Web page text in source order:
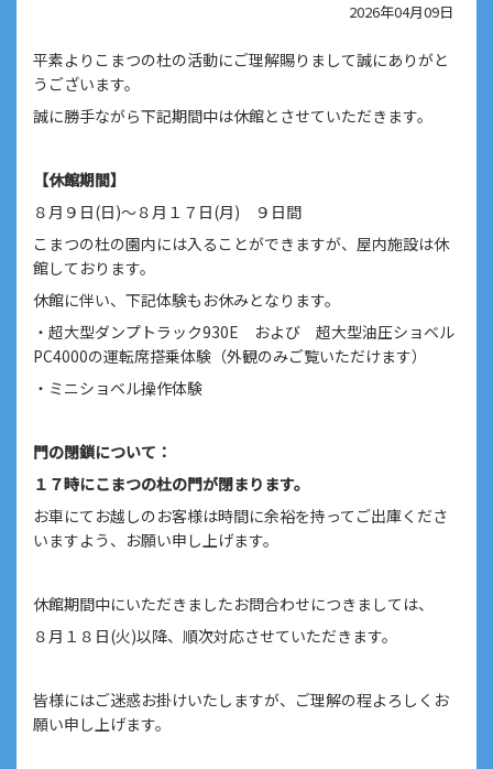
2026年04月09日
平素よりこまつの杜の活動にご理解賜りまして誠にありがと
うございます。
誠に勝手ながら下記期間中は休館とさせていただきます。
【休館期間】
８月９日(日)～８月１７日(月) ９日間
こまつの杜の園内には入ることができますが、屋内施設は休
館しております。
休館に伴い、下記体験もお休みとなります。
・超大型ダンプトラック930E および 超大型油圧ショベル
PC4000の運転席搭乗体験（外観のみご覧いただけます）
・ミニショベル操作体験
門の閉鎖について：
１７時にこまつの杜の門が閉まります。
お車にてお越しのお客様は時間に余裕を持ってご出庫くださ
いますよう、お願い申し上げます。
休館期間中にいただきましたお問合わせにつきましては、
８月１８日(火)以降、順次対応させていただきます。
皆様にはご迷惑お掛けいたしますが、ご理解の程よろしくお
願い申し上げます。